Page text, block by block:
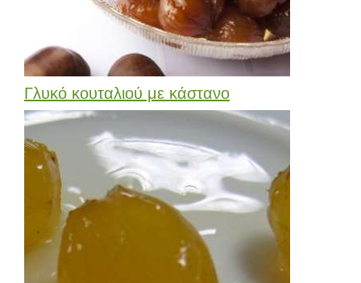
Γλυκό κουταλιού με κάστανο